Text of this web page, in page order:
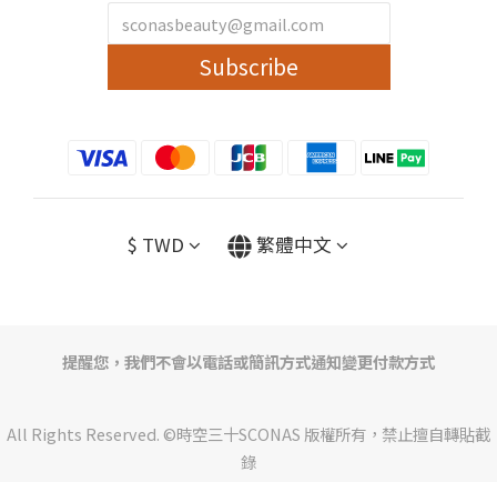
Subscribe
$ TWD 繁體中文
提醒您，我們不會以電話或簡訊方式通知變更付款方式
All Rights Reserved. ©時空三十SCONAS 版權所有，禁止擅自轉貼截
錄